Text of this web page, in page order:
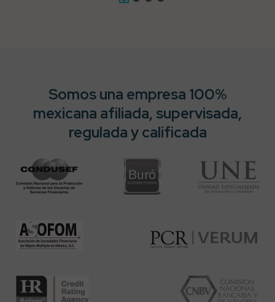
Somos una empresa 100%
mexicana afiliada, supervisada,
regulada y calificada